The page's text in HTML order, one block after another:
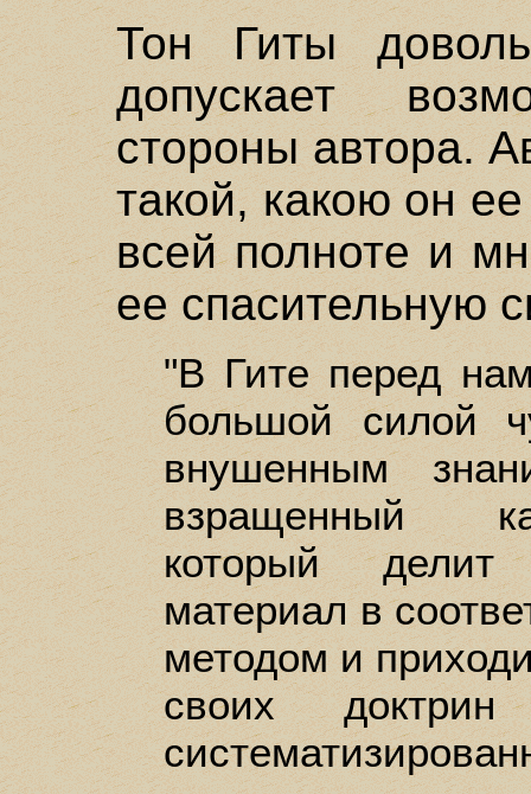
Тон Гиты
допускает
стороны автора.
такой, какою он
всей полноте и
ее спасительную
"В Гите перед
большой силой
внушенным
взращенный
который
материал в
методом и
своих